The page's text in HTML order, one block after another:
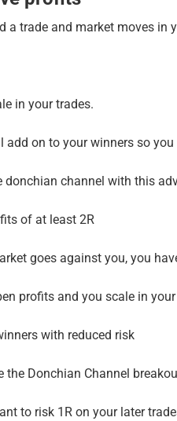
a trade and market moves in
in your trades.
add on to your winners so
donchian channel with this
of at least 2R
goes against you, you
profits and you scale in
with reduced risk
the Donchian Channel
to risk 1R on your later